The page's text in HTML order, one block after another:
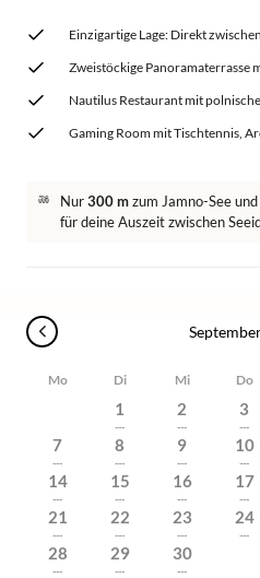
Einzigartige Lage: Direkt
Zweistöckige Panoramaterrasse
Nautilus Restaurant mit
Gaming Room mit Tischtennis,
Nur300 mzum Jamno-See und
für deine Auszeit zwischen
Mo Di Mi Do
1
---
2
---
3
---
7
---
8
---
9
---
10
---
14
---
15
---
16
---
17
---
21
---
22
---
23
---
24
---
28
---
29
---
30
---